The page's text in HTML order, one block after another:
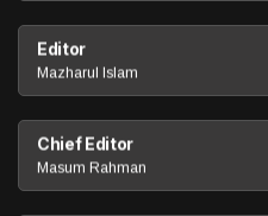
Editor
Mazharul Islam
Chief Editor
Masum Rahman